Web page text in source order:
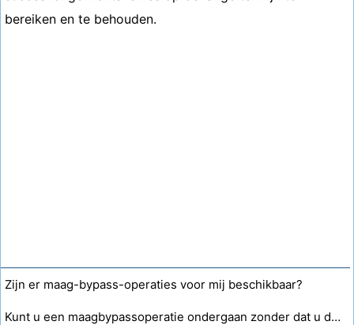
bereiken en te behouden.
Zijn er maag-bypass-operaties voor mij beschikbaar?
Kunt u een maagbypassoperatie ondergaan zonder dat u daarna huid verliest?